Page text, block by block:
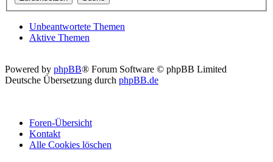
Unbeantwortete Themen
Aktive Themen
Powered by phpBB® Forum Software © phpBB Limited
Deutsche Übersetzung durch phpBB.de
Foren-Übersicht
Kontakt
Alle Cookies löschen